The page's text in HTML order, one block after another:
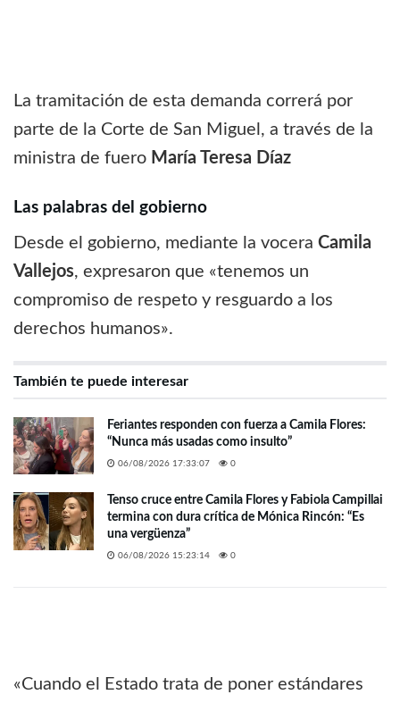
La tramitación de esta demanda correrá por
parte de la Corte de San Miguel, a través de la
ministra de fuero María Teresa Díaz
Las palabras del gobierno
Desde el gobierno, mediante la vocera Camila
Vallejos, expresaron que «tenemos un
compromiso de respeto y resguardo a los
derechos humanos».
También te puede interesar
Feriantes responden con fuerza a Camila Flores:
“Nunca más usadas como insulto”
06/08/2026 17:33:07 0
Tenso cruce entre Camila Flores y Fabiola Campillai
termina con dura crítica de Mónica Rincón: “Es
una vergüenza”
06/08/2026 15:23:14 0
«Cuando el Estado trata de poner estándares